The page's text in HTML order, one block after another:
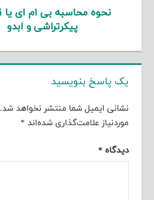
پیکرتراشی و ابدو
یک پاسخ بنویسید
نشانی ایمیل شما منتشر نخواهد شد.
موردنیاز علامت‌گذاری شده‌اند *
دیدگاه *